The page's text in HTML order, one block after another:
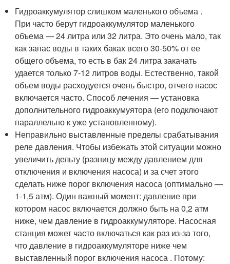
Гидроаккумулятор слишком маленького объема .
При часто берут гидроаккумулятор маленького
объема — 24 литра или 32 литра. Это очень мало, так
как запас воды в таких баках всего 30-50% от ее
общего объема, то есть в бак 24 литра закачать
удается только 7-12 литров воды. Естественно, такой
объем воды расходуется очень быстро, отчего насос
включается часто. Способ лечения — установка
дополнительного гидроаккумуятора (его подключают
параллельно к уже установленному).
Неправильно выставленные пределы срабатывания
реле давления. Чтобы избежать этой ситуации можно
увеличить дельту (разницу между давлением для
отключения и включения насоса) и за счет этого
сделать ниже порог включения насоса (оптимально —
1-1,5 атм). Один важный момент: давление при
котором насос включается должно быть на 0,2 атм
ниже, чем давление в гидроаккумуляторе. Насосная
станция может часто включаться как раз из-за того,
что давление в гидроаккумуляторе ниже чем
выставленный порог включения насоса . Потому: